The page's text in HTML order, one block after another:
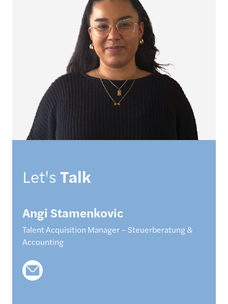
Let's Talk
Angi Stamenkovic
Talent Acquisition Manager – Steuerberatung &
Accounting